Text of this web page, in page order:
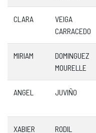
CLARA
VEIGA
CARRACEDO
MIRIAM
DOMINGUEZ
MOURELLE
ANGEL JUVIÑO
XABIER RODIL